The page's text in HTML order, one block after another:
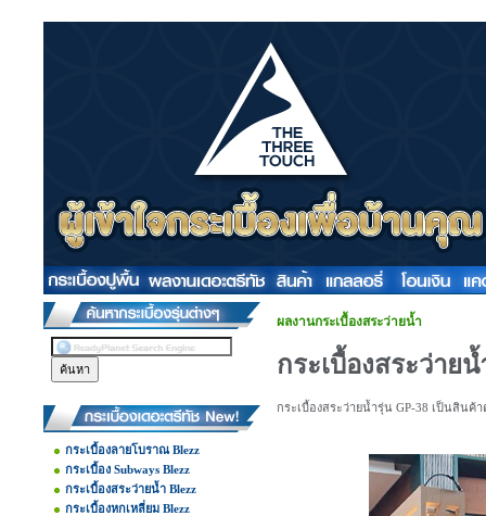
กระเบื้องลายโบราณ Blezz
กระเบื้อง Subways Blezz
กระเบื้องสระว่ายน้ำ Blezz
กระเบื้องหกเหลี่ยม Blezz
ผลงานกระเบื้องสระว่ายน้ำ
กระเบื้องสระว่าย
กระเบื้องสระว่ายน้ำรุ่น GP-38 เป็นสินค้